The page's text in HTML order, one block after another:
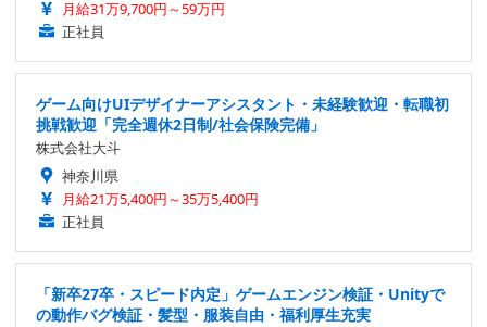
月給31万9,700円～59万円
正社員
ゲーム向けUIデザイナーアシスタント・未経験歓迎・転職初
挑戦歓迎「完全週休2日制/社会保険完備」
株式会社大斗
神奈川県
月給21万5,400円～35万5,400円
正社員
「新卒27卒・スピード内定」ゲームエンジン検証・Unityで
の動作バグ検証・髪型・服装自由・福利厚生充実